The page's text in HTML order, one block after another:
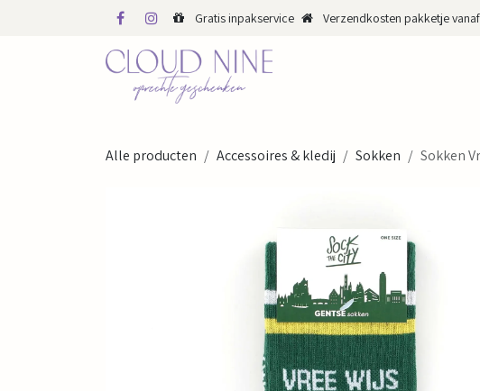
Overslaan naar inhoud Gratis inpakservice Verzendkosten pakketje
Alle producten Accessoires & kledij Sokken Sokken